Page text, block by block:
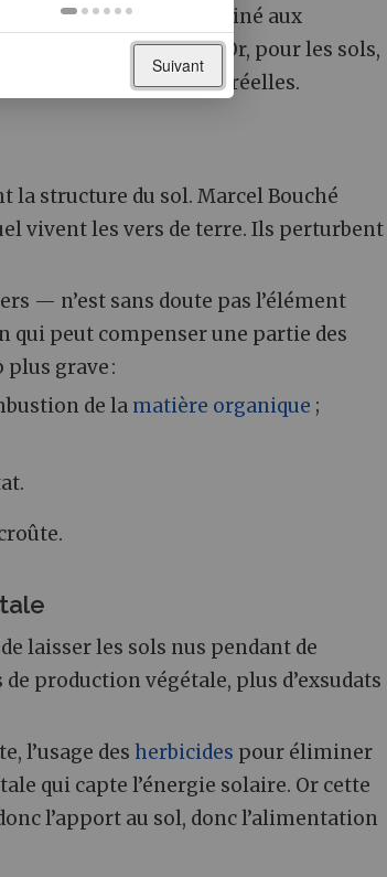
pas qu’un produit destiné aux
essais cliniques. Or, pour les sols,
cliniques en conditions réelles.
la structure du sol. Marcel Bouché
vivent les vers de terre. Ils perturbent
— n’est sans doute pas l’élément
qui peut compenser une partie des
grave :
de la matière organique ;
laisser les sols nus pendant de
production végétale, plus d’exsudats
l’usage des herbicides pour éliminer
qui capte l’énergie solaire. Or cette
l’apport au sol, donc l’alimentation
Suivant